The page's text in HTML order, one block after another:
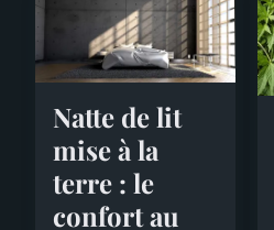
Natte de lit
mise à la
terre : le
confort au